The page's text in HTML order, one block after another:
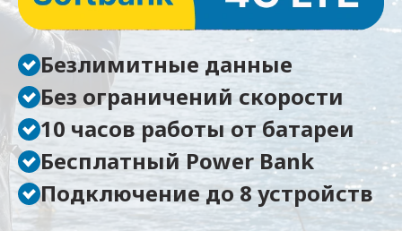
Безлимитные данные
Без ограничений скорости
10 часов работы от батареи
Бесплатный Power Bank
Подключение до 8 устройств